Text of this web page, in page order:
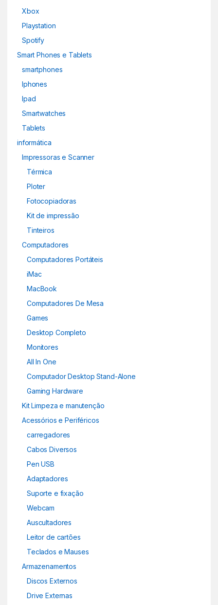
Xbox
Playstation
Spotify
Smart Phones e Tablets
smartphones
Iphones
Ipad
Smartwatches
Tablets
informática
Impressoras e Scanner
Térmica
Ploter
Fotocopiadoras
Kit de impressão
Tinteiros
Computadores
Computadores Portáteis
iMac
MacBook
Computadores De Mesa
Games
Desktop Completo
Monitores
All In One
Computador Desktop Stand-Alone
Gaming Hardware
Kit Limpeza e manutenção
Acessórios e Periféricos
carregadores
Cabos Diversos
Pen USB
Adaptadores
Suporte e fixação
Webcam
Auscultadores
Leitor de cartões
Teclados e Mauses
Armazenamentos
Discos Externos
Drive Externas